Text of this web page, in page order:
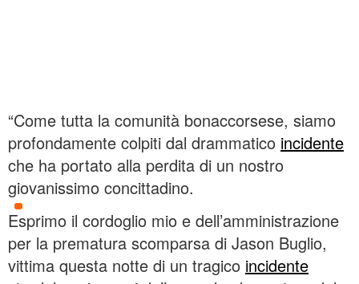
“Come tutta la comunità bonaccorsese, siamo
profondamente colpiti dal drammatico incidente
che ha portato alla perdita di un nostro
giovanissimo concittadino.
Esprimo il cordoglio mio e dell’amministrazione
per la prematura scomparsa di Jason Buglio,
vittima questa notte di un tragico incidente